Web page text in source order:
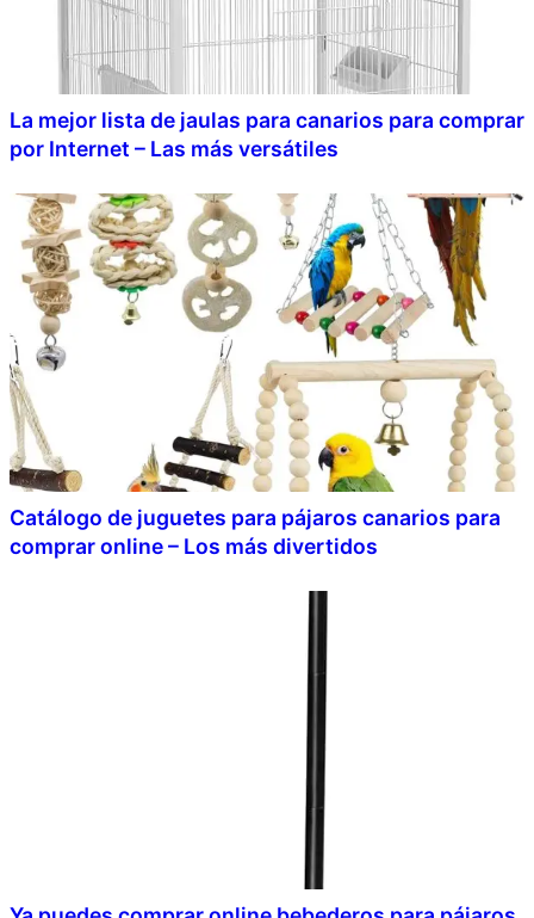
La mejor lista de jaulas para canarios para comprar
por Internet – Las más versátiles
Catálogo de juguetes para pájaros canarios para
comprar online – Los más divertidos